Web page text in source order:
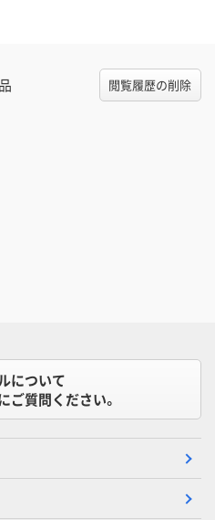
閲覧履歴の削除
について
ご質問ください。